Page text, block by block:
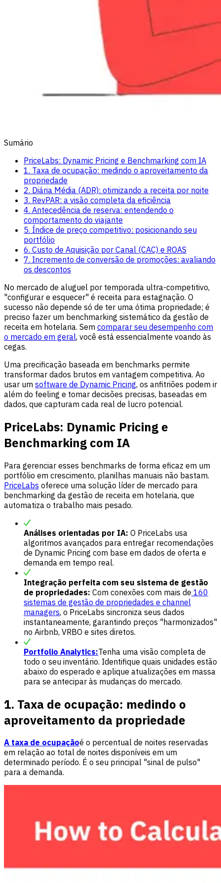
Sumário
PriceLabs: Dynamic Pricing e Benchmarking com IA
1. Taxa de ocupação: medindo o aproveitamento da
propriedade
2. Diária Média (ADR): otimizando a receita por noite
3. RevPAR: a visão completa da eficiência
4. Antecedência de reserva: entendendo o
comportamento do viajante
5. Índice de preço competitivo: posicionando seu
portfólio
6. Custo de Aquisição por Canal (CAC) e ROAS
7. Incremento de conversão de promoções: avaliando
os descontos
No mercado de aluguel por temporada ultra-competitivo,
"configurar e esquecer" é receita para estagnação. O
sucesso não depende só de ter uma ótima propriedade; é
preciso fazer um benchmarking sistemático da gestão de
receita em hotelaria. Sem comparar seu desempenho com
o mercado em geral, você está essencialmente voando às
cegas.
Uma precificação baseada em benchmarks permite
transformar dados brutos em vantagem competitiva. Ao
usar um software de Dynamic Pricing, os anfitriões podem ir
além do feeling e tomar decisões precisas, baseadas em
dados, que capturam cada real de lucro potencial.
PriceLabs: Dynamic Pricing e
Benchmarking com IA
Para gerenciar esses benchmarks de forma eficaz em um
portfólio em crescimento, planilhas manuais não bastam.
PriceLabs oferece uma solução líder de mercado para
benchmarking da gestão de receita em hotelaria, que
automatiza o trabalho mais pesado.
Análises orientadas por IA: O PriceLabs usa
algoritmos avançados para entregar recomendações
de Dynamic Pricing com base em dados de oferta e
demanda em tempo real.
Integração perfeita com seu sistema de gestão
de propriedades: Com conexões com mais de 160
sistemas de gestão de propriedades e channel
managers, o PriceLabs sincroniza seus dados
instantaneamente, garantindo preços "harmonizados"
no Airbnb, VRBO e sites diretos.
Portfolio Analytics:Tenha uma visão completa de
todo o seu inventário. Identifique quais unidades estão
abaixo do esperado e aplique atualizações em massa
para se antecipar às mudanças do mercado.
1. Taxa de ocupação: medindo o
aproveitamento da propriedade
A taxa de ocupaçãoé o percentual de noites reservadas
em relação ao total de noites disponíveis em um
determinado período. É o seu principal "sinal de pulso"
para a demanda.